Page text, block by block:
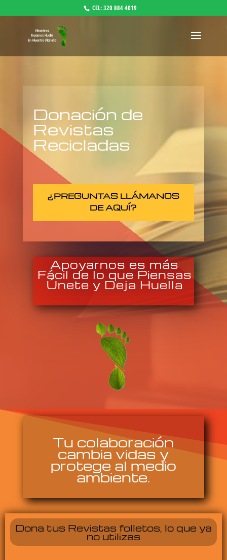
CEL: 320 884 4019
Donación de
Revistas
Recicladas
¿PREGUNTAS LLÁMANOS
DE AQUÍ?
Apoyarnos es más
Fácil de lo que Piensas
Únete y Deja Huella
Tu colaboración
cambia vidas y
protege al medio
ambiente.
Dona tus Revistas folletos, lo que ya
no utilizas